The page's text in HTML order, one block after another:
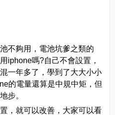
夠用，電池坑爹之類的
iphone嗎?自己不會設置，
一年多了，學到了大大小小
的電量還算是中規中矩，但
步。
就可以改善，大家可以看